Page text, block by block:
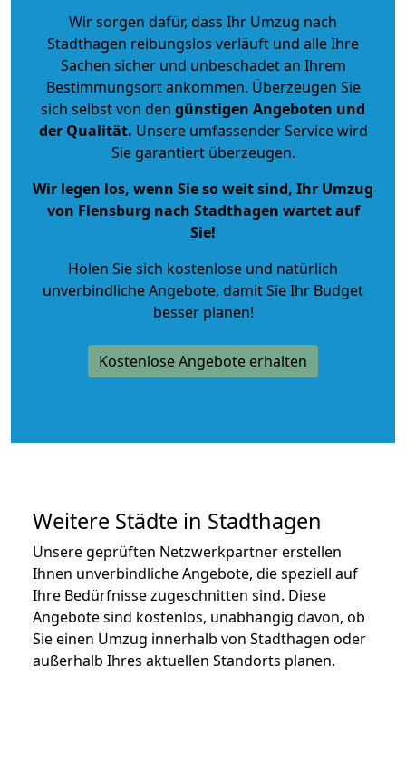
Wir sorgen dafür, dass Ihr Umzug nach
Stadthagen reibungslos verläuft und alle Ihre
Sachen sicher und unbeschadet an Ihrem
Bestimmungsort ankommen. Überzeugen Sie
sich selbst von den günstigen Angeboten und
der Qualität. Unsere umfassender Service wird
Sie garantiert überzeugen.
Wir legen los, wenn Sie so weit sind, Ihr Umzug
von Flensburg nach Stadthagen wartet auf
Sie!
Holen Sie sich kostenlose und natürlich
unverbindliche Angebote, damit Sie Ihr Budget
besser planen!
Kostenlose Angebote erhalten
Weitere Städte in Stadthagen
Unsere geprüften Netzwerkpartner erstellen
Ihnen unverbindliche Angebote, die speziell auf
Ihre Bedürfnisse zugeschnitten sind. Diese
Angebote sind kostenlos, unabhängig davon, ob
Sie einen Umzug innerhalb von Stadthagen oder
außerhalb Ihres aktuellen Standorts planen.